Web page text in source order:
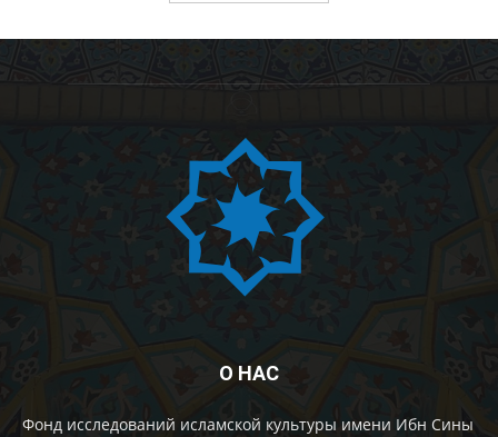
О НАС
Фонд исследований исламской культуры имени Ибн Сины